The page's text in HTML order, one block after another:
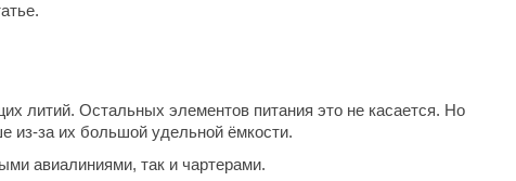
литий. Остальных элементов питания это не касается. Но
из-за их большой удельной ёмкости.
авиалиниями, так и чартерами.